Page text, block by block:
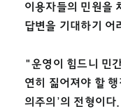
이용자들의 민원을
답변을 기대하기 어
"운영이 힘드니 민
연히 짊어져야 할
의주의’의 전형이